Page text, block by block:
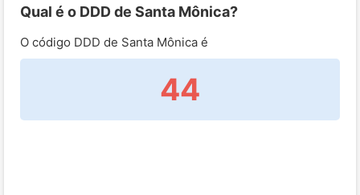
Qual é o DDD de Santa Mônica?
O código DDD de Santa Mônica é
44